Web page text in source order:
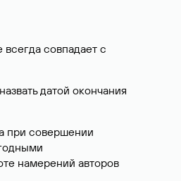
совпадает с
датой окончания
при совершении
намерений авторов